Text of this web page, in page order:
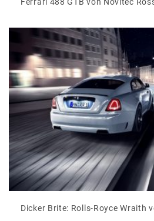
Dicker Brite: Rolls-Royce Wraith